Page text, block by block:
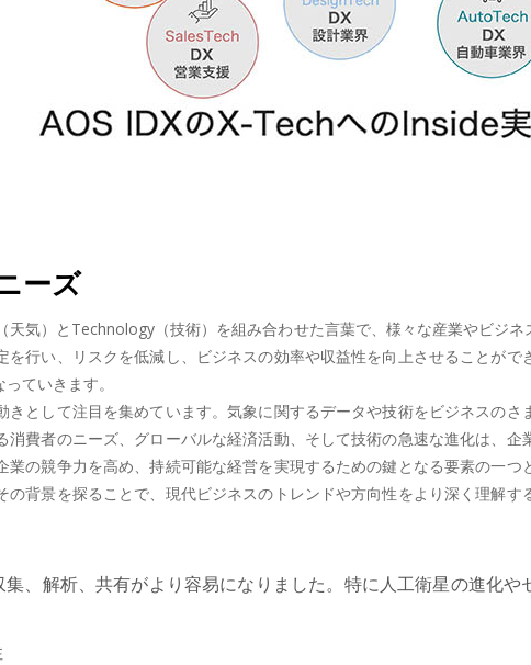
ーズ
気）とTechnology（技術）を組み合わせた言葉で、様々な産業やビジ
行い、リスクを低減し、ビジネスの効率や収益性を向上させることが
ていきます。
として注目を集めています。気象に関するデータや技術をビジネスの
費者のニーズ、グローバルな経済活動、そして技術の急速な進化は、
の競争力を高め、持続可能な経営を実現するための鍵となる要素の一
背景を探ることで、現代ビジネスのトレンドや方向性をより深く理解
、解析、共有がより容易になりました。特に人工衛星の進化